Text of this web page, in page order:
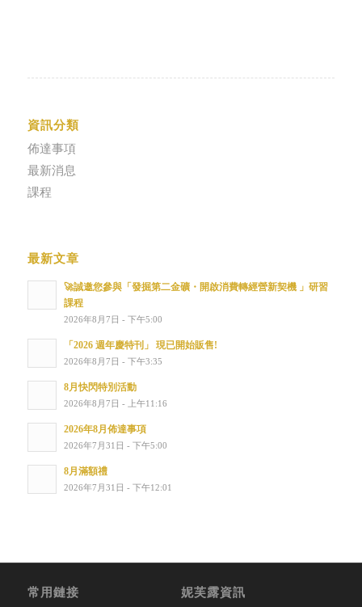
資訊分類
佈達事項
最新消息
課程
最新文章
🚀誠邀您參與「發掘第二金礦・開啟消費轉經營新契機 」研習
課程
2026年8月7日 - 下午5:00
「2026 週年慶特刊」 現已開始販售!
2026年8月7日 - 下午3:35
8月快閃特別活動
2026年8月7日 - 上午11:16
2026年8月佈達事項
2026年7月31日 - 下午5:00
8月滿額禮
2026年7月31日 - 下午12:01
常用鏈接 妮芙露資訊